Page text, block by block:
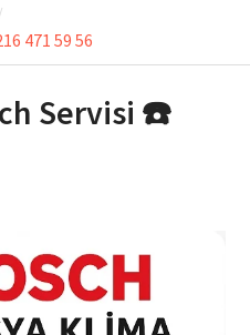
471 59 56
Servisi ☎️